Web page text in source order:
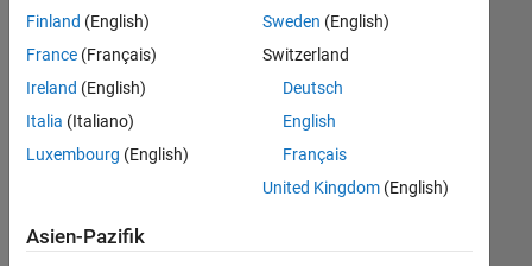
Suchkriterien
weiter
fassen
oder
alle
Stellenangebote
anzeigen .
noch
Finland (English)
France (Français)
Ireland (English)
Italia (Italiano)
Luxembourg (English)
Sweden (English)
Switzerland
Deutsch
English
Français
United Kingdom(English)
Asien-Pazifik